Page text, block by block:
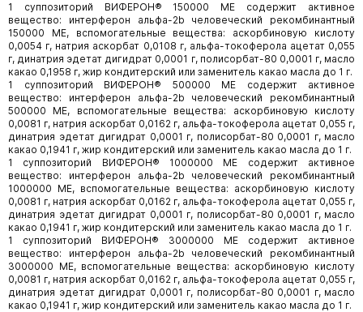
1 суппозиторий ВИФЕРОН® 150000 МЕ содержит активное
вещество: интерферон альфа-2b человеческий рекомбинантный
150000 МЕ, вспомогательные вещества: аскорбиновую кислоту
0,0054 г, натрия аскорбат 0,0108 г, альфа-токоферола ацетат 0,055
г, динатрия эдетат дигидрат 0,0001 г, полисорбат-80 0,0001 г, масло
какао 0,1958 г, жир кондитерский или заменитель какао масла до 1 г.
1 суппозиторий ВИФЕРОН® 500000 МЕ содержит активное
вещество: интерферон альфа-2b человеческий рекомбинантный
500000 МЕ, вспомогательные вещества: аскорбиновую кислоту
0,0081 г, натрия аскорбат 0,0162 г, альфа-токоферола ацетат 0,055 г,
динатрия эдетат дигидрат 0,0001 г, полисорбат-80 0,0001 г, масло
какао 0,1941 г, жир кондитерский или заменитель какао масла до 1 г.
1 суппозиторий ВИФЕРОН® 1000000 МЕ содержит активное
вещество: интерферон альфа-2b человеческий рекомбинантный
1000000 МЕ, вспомогательные вещества: аскорбиновую кислоту
0,0081 г, натрия аскорбат 0,0162 г, альфа-токоферола ацетат 0,055 г,
динатрия эдетат дигидрат 0,0001 г, полисорбат-80 0,0001 г, масло
какао 0,1941 г, жир кондитерский или заменитель какао масла до 1 г.
1 суппозиторий ВИФЕРОН® 3000000 МЕ содержит активное
вещество: интерферон альфа-2b человеческий рекомбинантный
3000000 МЕ, вспомогательные вещества: аскорбиновую кислоту
0,0081 г, натрия аскорбат 0,0162 г, альфа-токоферола ацетат 0,055 г,
динатрия эдетат дигидрат 0,0001 г, полисорбат-80 0,0001 г, масло
какао 0,1941 г, жир кондитерский или заменитель какао масла до 1 г.